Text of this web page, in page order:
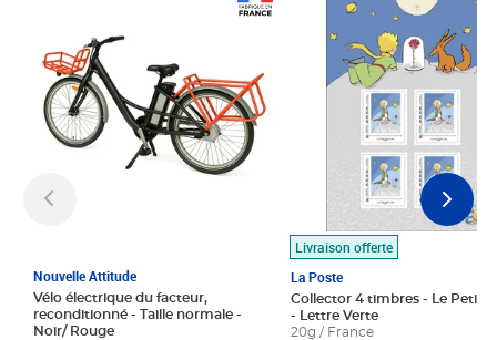
Nouvelle Attitude
Vélo électrique du facteur,
reconditionné - Taille normale -
Noir/ Rouge
Livraison offerte
La Poste
Collector 4 timbres - Le Petit
- Lettre Verte
20g / France